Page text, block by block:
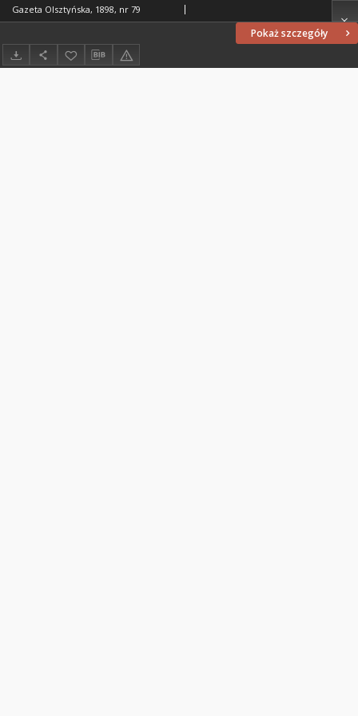
Pokaż szczegóły
Gazeta Olsztyńska, 1898, nr 79